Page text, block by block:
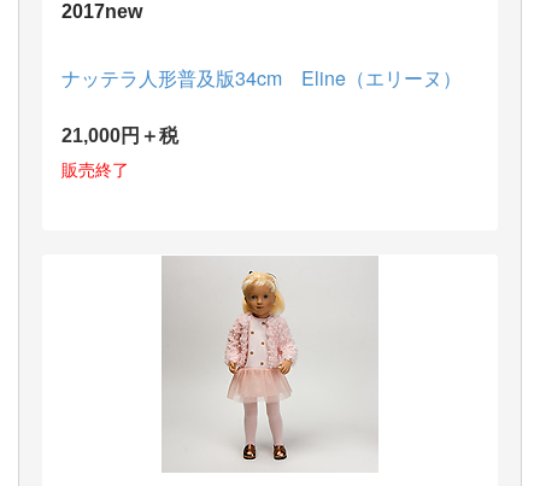
2017new
ナッテラ人形普及版34cm Eline（エリーヌ）
21,000円＋税
販売終了